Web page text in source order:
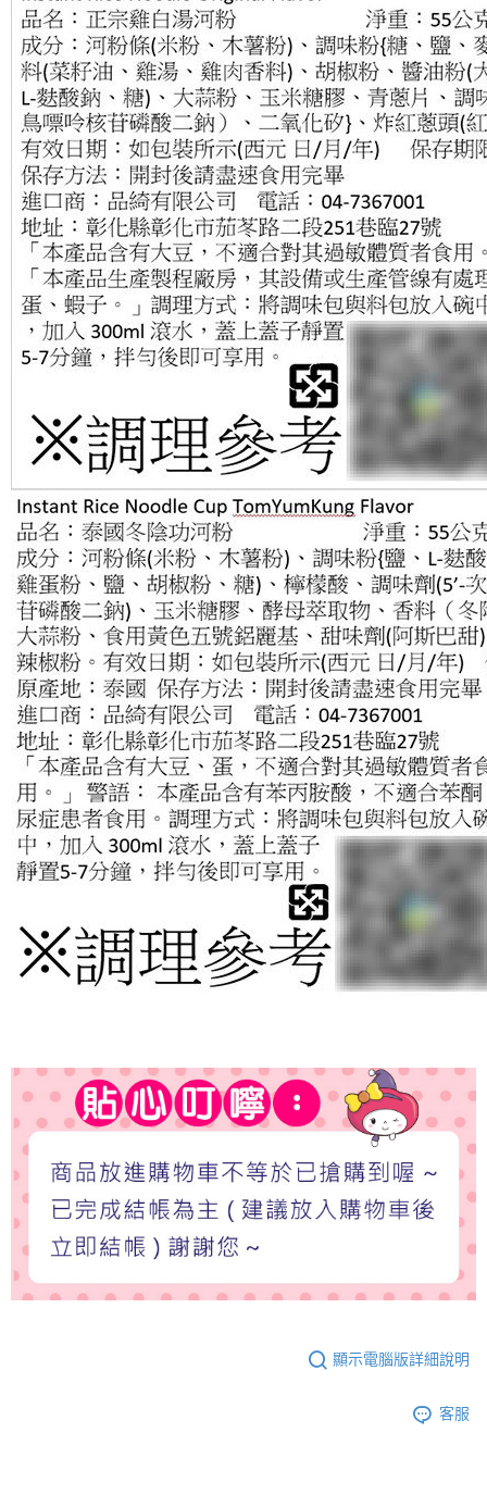
顯示電腦版詳細說明
客服